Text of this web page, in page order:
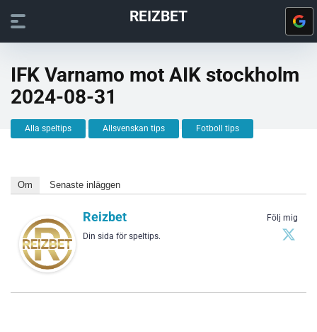
REIZBET
IFK Varnamo mot AIK stockholm
2024-08-31
Alla speltips Allsvenskan tips Fotboll tips
Om Senaste inläggen
Följ mig
Reizbet
Din sida för speltips.